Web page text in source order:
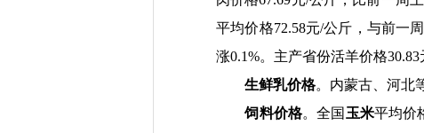
平均价格72.58元/公斤，与前一
涨0.1%。主产省份活羊价格30.83
生鲜乳价格。 内蒙古、河北
饲料价格。全国 玉米平均价